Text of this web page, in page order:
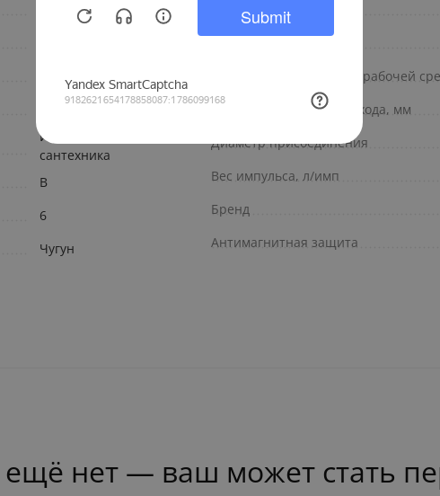
Инженерная
сантехника
В
6
Чугун
Дополнительно
Диапазон температуры рабочей
Диаметр условного прохода, мм
Диаметр присоединения
Вес импульса, л/имп
Бренд
Антимагнитная защита
нет — ваш может стать